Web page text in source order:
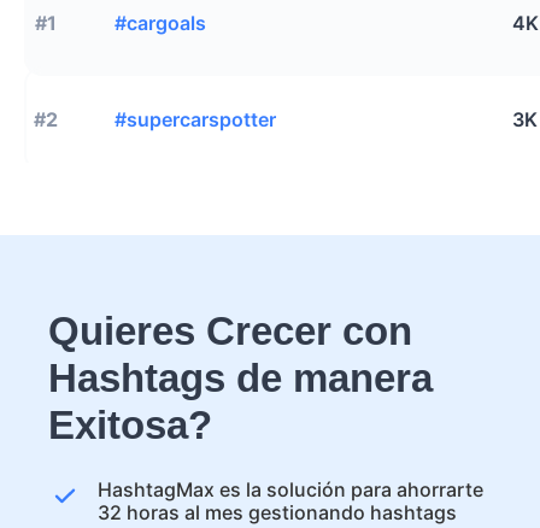
#1 #cargoals 4K
#2 #supercarspotter 3K
Quieres Crecer con
Hashtags de manera
Exitosa?
HashtagMax es la solución para ahorrarte
32 horas al mes gestionando hashtags